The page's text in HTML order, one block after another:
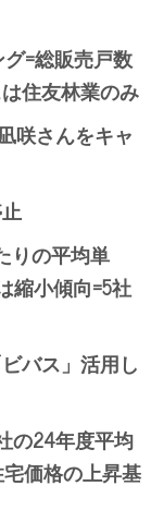
=総販売戸数
住友林業のみ
咲さんをキャ
りの平均単
縮小傾向=5社
バス」活用し
の24年度平均
価格の上昇基